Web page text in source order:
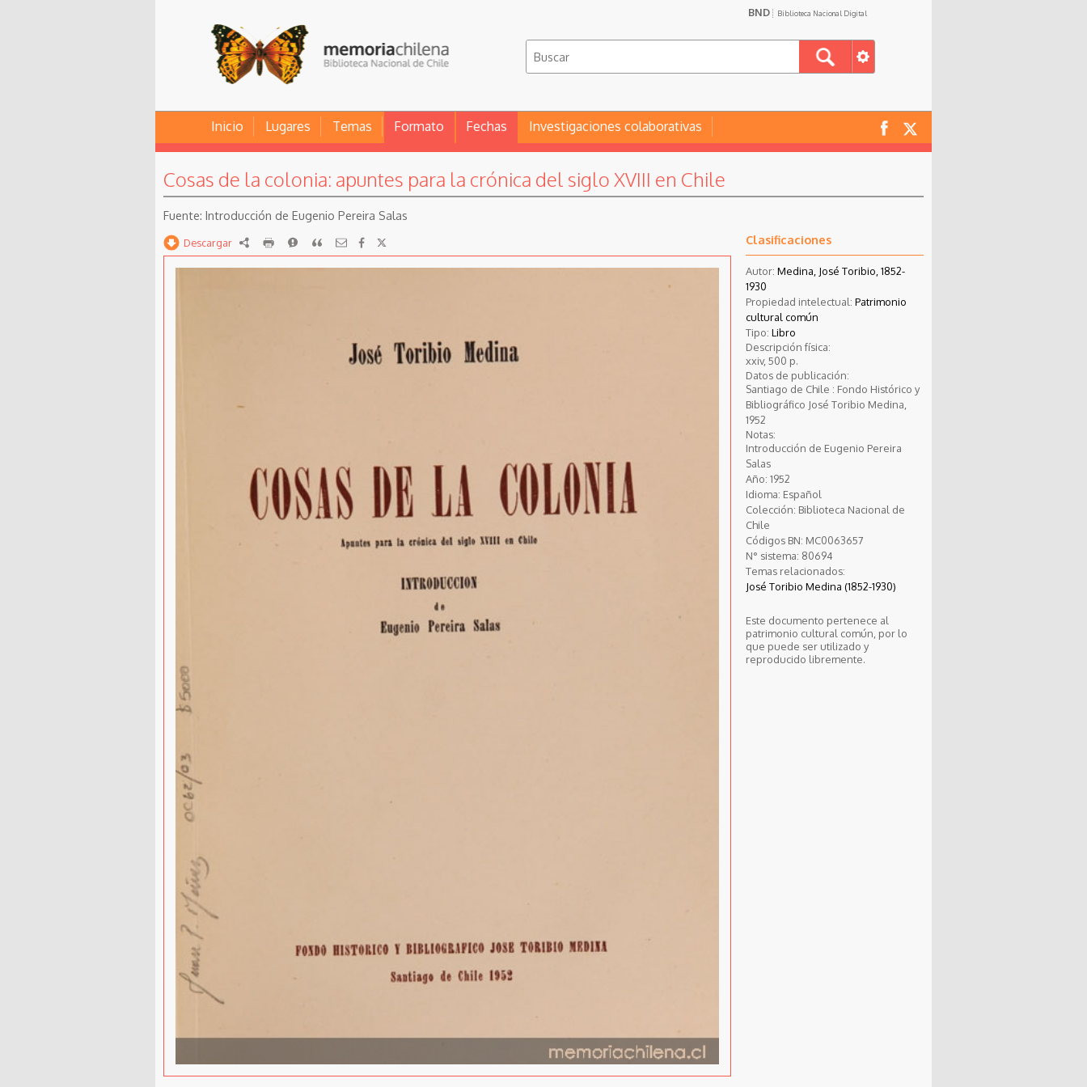
BND Biblioteca Nacional Digital
Inicio Lugares Temas Formato Fechas Investigaciones colaborativas
Cosas de la colonia: apuntes para la crónica del siglo XVIII en Chile
Introducción de Eugenio Pereira Salas
Descargar RDF imprimirReportarCitar Clasificaciones
Autor: Medina, José Toribio, 1852-
1930
Propiedad intelectual: Patrimonio
cultural común
Tipo: Libro
Descripción física:
xxiv, 500 p.
Datos de publicación:
Santiago de Chile : Fondo Histórico y
Bibliográfico José Toribio Medina,
1952
Notas:
Introducción de Eugenio Pereira
Salas
Año: 1952
Idioma: Español
Colección: Biblioteca Nacional de
Chile
Códigos BN: MC0063657
N° sistema: 80694
Temas relacionados:
José Toribio Medina (1852-1930)
Este documento pertenece al
patrimonio cultural común, por lo
que puede ser utilizado y
reproducido libremente.